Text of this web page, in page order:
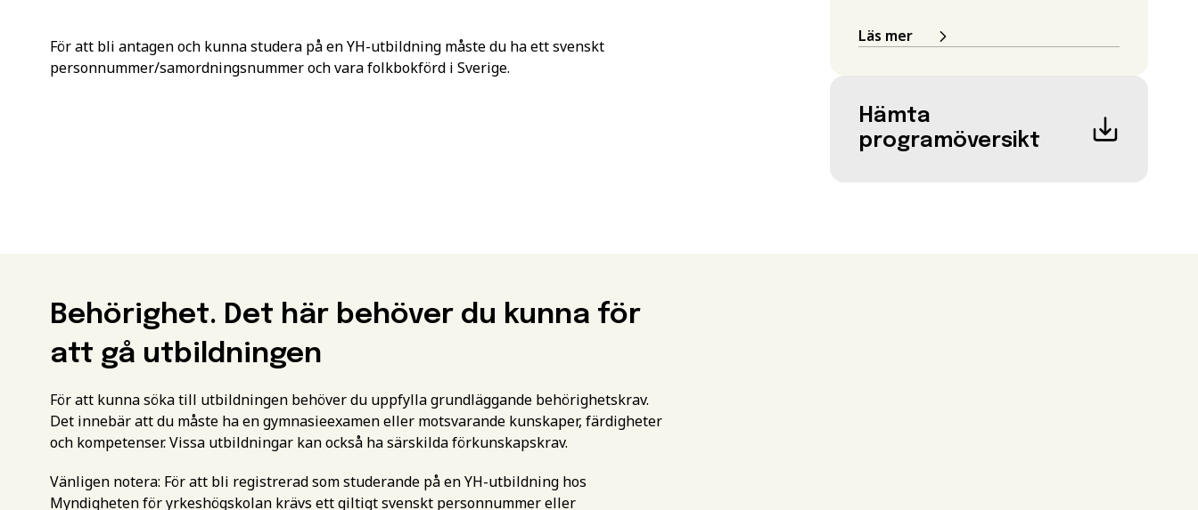
För att bli antagen och kunna studera på en YH-utbildning måste du ha ett svenskt
personnummer/samordningsnummer och vara folkbokförd i Sverige.
Läs mer
Hämta
programöversikt
Behörighet. Det här behöver du kunna för
att gå utbildningen
För att kunna söka till utbildningen behöver du uppfylla grundläggande behörighetskrav.
Det innebär att du måste ha en gymnasieexamen eller motsvarande kunskaper, färdigheter
och kompetenser. Vissa utbildningar kan också ha särskilda förkunskapskrav.
Vänligen notera: För att bli registrerad som studerande på en YH-utbildning hos
Myndigheten för yrkeshögskolan krävs ett giltigt svenskt personnummer eller